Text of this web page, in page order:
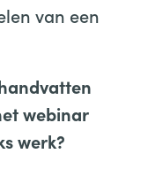
van een
webinar
werk?